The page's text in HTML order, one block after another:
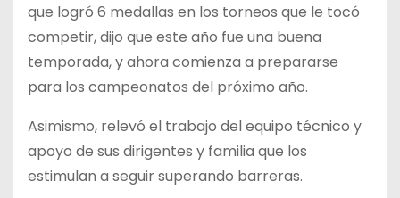
que logró 6 medallas en los torneos que le tocó
competir, dijo que este año fue una buena
temporada, y ahora comienza a prepararse
para los campeonatos del próximo año.
Asimismo, relevó el trabajo del equipo técnico y
apoyo de sus dirigentes y familia que los
estimulan a seguir superando barreras.